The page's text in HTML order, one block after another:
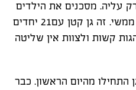
עליה. מסכנים את הילדים
שלנו כל היום! הם תחת סיכון ממשי. זה גן קטן עם21 יחדים
קשות ולצוות אין שליטה
התחילו מהיום הראשון. כבר